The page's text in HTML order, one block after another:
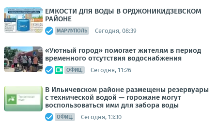
ЕМКОСТИ ДЛЯ ВОДЫ В ОРДЖОНИКИДЗЕВСКОМ
РАЙОНЕ
МАРИУПОЛЬ Сегодня, 08:39
«Уютный город» помогает жителям в период
временного отсутствия водоснабжения
ОФИЦ. Сегодня, 11:26
В Ильичевском районе размещены резервуары
с технической водой — горожане могут
воспользоваться ими для забора воды
ОФИЦ. Сегодня, 13:30